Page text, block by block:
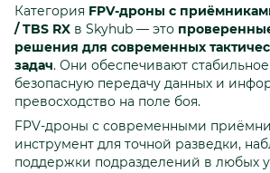
Категория FPV-дроны с
/ TBS RX в Skyhub — это
решения для современных
задач. Они обеспечивают
безопасную передачу данных и
превосходство на поле боя.
FPV-дроны с современными
инструмент для точной разведки,
поддержки подразделений в любых